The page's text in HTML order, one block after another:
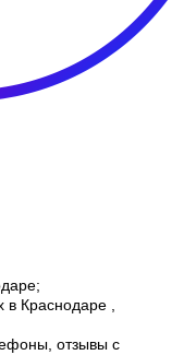
в Краснодаре ,
отзывы с